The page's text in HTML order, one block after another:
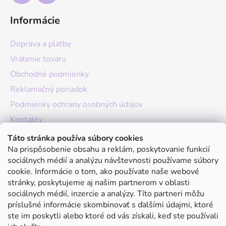
Táto stránka používa súbory cookies
Na prispôsobenie obsahu a reklám, poskytovanie funkcií
sociálnych médií a analýzu návštevnosti používame súbory
cookie. Informácie o tom, ako používate naše webové
stránky, poskytujeme aj našim partnerom v oblasti
sociálnych médií, inzercie a analýzy. Títo partneri môžu
príslušné informácie skombinovať s ďalšími údajmi, ktoré
ste im poskytli alebo ktoré od vás získali, keď ste používali
Informácie
Doprava a platby
Vrátenie tovaru
Obchodné podmienky
Reklamačný poriadok
Podmienky ochrany osobných údajov
Kontakty
O nás
Hodnotenie obchodu
Moja objednávka
Instagram